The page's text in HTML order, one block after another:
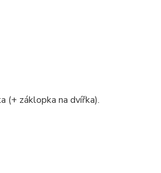
(+ záklopka na dvířka).